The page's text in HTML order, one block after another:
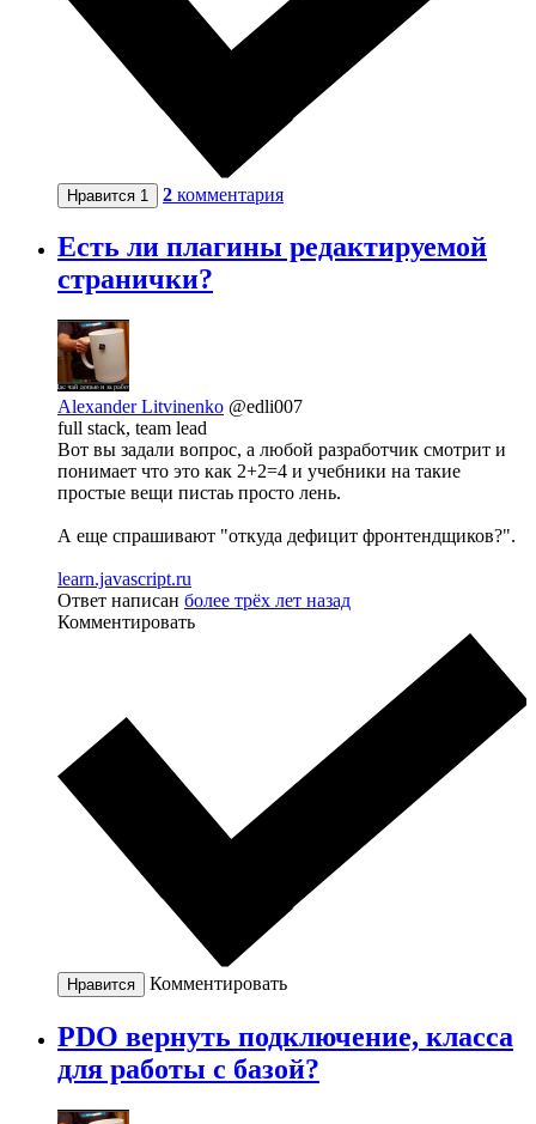
Нравится 1 2 комментария
Есть ли плагины редактируемой
странички?
Alexander Litvinenko @edli007
full stack, team lead
Вот вы задали вопрос, а любой разработчик смотрит и
понимает что это как 2+2=4 и учебники на такие
простые вещи пистаь просто лень.
А еще спрашивают "откуда дефицит фронтендщиков?".
learn.javascript.ru
Ответ написан более трёх лет назад
Комментировать
Нравится Комментировать
PDO вернуть подключение, класса
для работы с базой?